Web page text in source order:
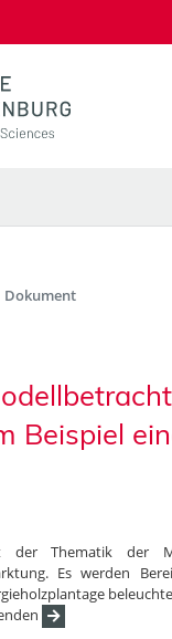
Dokument
Beispiel
Thematik der
Es werden